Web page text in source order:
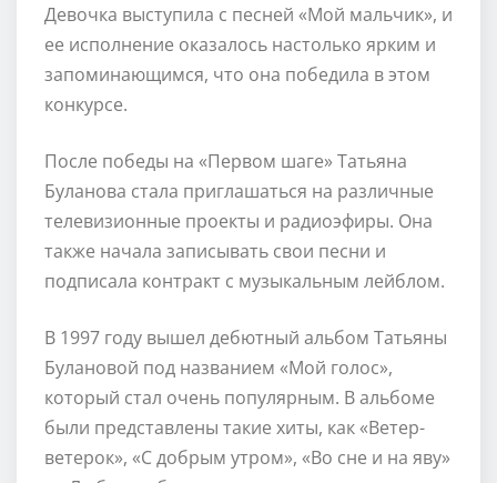
Девочка выступила с песней «Мой мальчик», и
ее исполнение оказалось настолько ярким и
запоминающимся, что она победила в этом
конкурсе.
После победы на «Первом шаге» Татьяна
Буланова стала приглашаться на различные
телевизионные проекты и радиоэфиры. Она
также начала записывать свои песни и
подписала контракт с музыкальным лейблом.
В 1997 году вышел дебютный альбом Татьяны
Булановой под названием «Мой голос»,
который стал очень популярным. В альбоме
были представлены такие хиты, как «Ветер-
ветерок», «С добрым утром», «Во сне и на яву»